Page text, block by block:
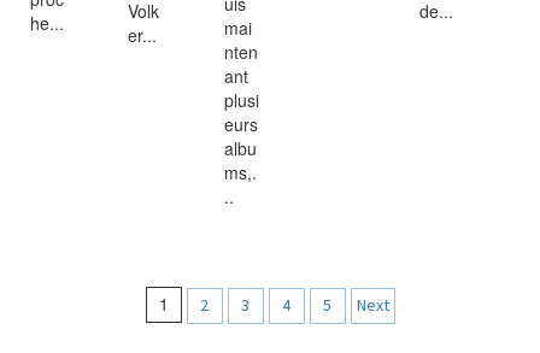
he...
Volk
er...
mai
nten
ant
plusi
eurs
albu
ms,.
..
de...
Navigation
des
1 2 3 4 5 Next